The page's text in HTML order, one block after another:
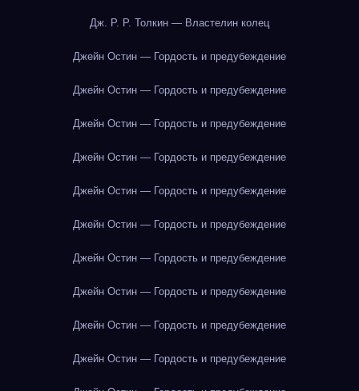
Дж. Р. Р. Толкин — Властелин колец
Джейн Остин — Гордость и предубеждение
Джейн Остин — Гордость и предубеждение
Джейн Остин — Гордость и предубеждение
Джейн Остин — Гордость и предубеждение
Джейн Остин — Гордость и предубеждение
Джейн Остин — Гордость и предубеждение
Джейн Остин — Гордость и предубеждение
Джейн Остин — Гордость и предубеждение
Джейн Остин — Гордость и предубеждение
Джейн Остин — Гордость и предубеждение